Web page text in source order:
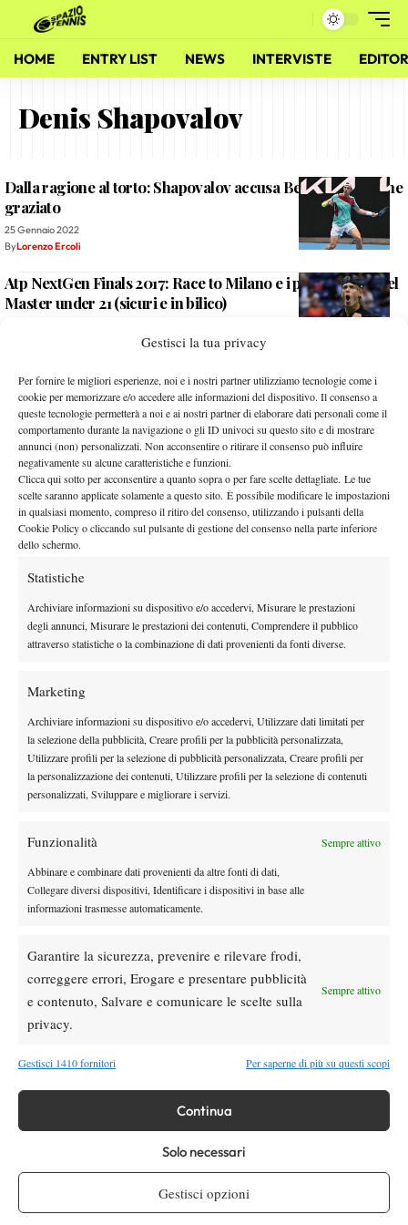
Gestisci la tua privacy
Per fornire le migliori esperienze, noi e i nostri partner utilizziamo tecnologie come i
cookie per memorizzare e/o accedere alle informazioni del dispositivo. Il consenso a
queste tecnologie permetterà a noi e ai nostri partner di elaborare dati personali come il
comportamento durante la navigazione o gli ID univoci su questo sito e di mostrare
annunci (non) personalizzati. Non acconsentire o ritirare il consenso può influire
negativamente su alcune caratteristiche e funzioni.
Clicca qui sotto per acconsentire a quanto sopra o per fare scelte dettagliate. Le tue
scelte saranno applicate solamente a questo sito. È possibile modificare le impostazioni
in qualsiasi momento, compreso il ritiro del consenso, utilizzando i pulsanti della
Cookie Policy o cliccando sul pulsante di gestione del consenso nella parte inferiore
dello schermo.
Statistiche
Archiviare informazioni su dispositivo e/o accedervi, Misurare le prestazioni
degli annunci, Misurare le prestazioni dei contenuti, Comprendere il pubblico
attraverso statistiche o la combinazione di dati provenienti da fonti diverse.
Marketing
Archiviare informazioni su dispositivo e/o accedervi, Utilizzare dati limitati per
la selezione della pubblicità, Creare profili per la pubblicità personalizzata,
Utilizzare profili per la selezione di pubblicità personalizzata, Creare profili per
la personalizzazione dei contenuti, Utilizzare profili per la selezione di contenuti
personalizzati, Sviluppare e migliorare i servizi.
Funzionalità Sempre attivo
Abbinare e combinare dati provenienti da altre fonti di dati,
Collegare diversi dispositivi, Identificare i dispositivi in base alle
informazioni trasmesse automaticamente.
Garantire la sicurezza, prevenire e rilevare frodi,
correggere errori, Erogare e presentare pubblicità
e contenuto, Salvare e comunicare le scelte sulla
privacy.
Sempre attivo
Gestisci 1410 fornitori Per saperne di più su questi scopi
Continua
Solo necessari
Gestisci opzioni
HOME ENTRY LIST NEWS INTERVISTE
Denis Shapovalov
Dalla ragione al torto: Shapovalov accusa Bernardes e viene
graziato
25 Gennaio 2022
ByLorenzo Ercoli
Atp NextGen Finals 2017: Race to Milano e i protagonisti del
Master under 21 (sicuri e in bilico)
Shapovalov, il ragazzino biondo che fa impazzire il mondo
28 Agosto 2017
Redazione
Tennis e squalifiche: sacrifici e buon senso, la strada verso il
successo
28 Febbraio 2017
Redazione
Facebook
Instagram
Testata giornalisticaSpazio Tennisregistrata Aut-Trib Milano n°
10268 del 15/09/2025
HOME
ENTRY LIST
WTA